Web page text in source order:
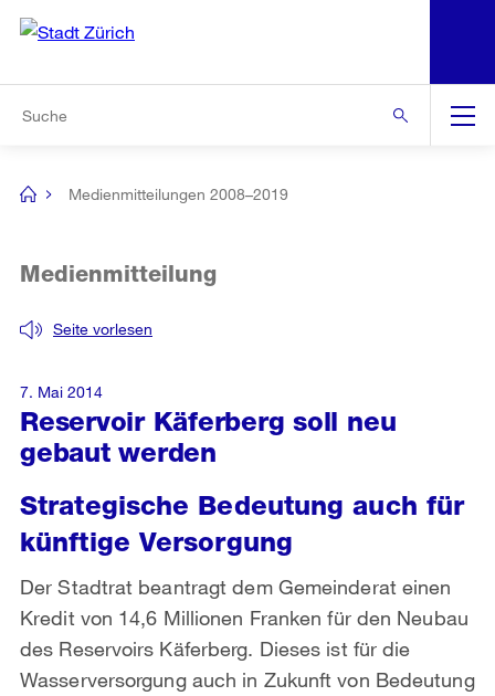
Navigation
[no
Medienmitteilungen 2008–2019
Reservoir Käferberg soll neu
gebaut werden
Seite vorlesen
Medienmitteilung
Strategische Bedeutung auch für
künftige Versorgung
Der Stadtrat beantragt dem Gemeinderat einen
Kredit von 14,6 Millionen Franken für den Neubau
des Reservoirs Käferberg. Dieses ist für die
Wasserversorgung auch in Zukunft von Bedeutung
7. Mai 2014